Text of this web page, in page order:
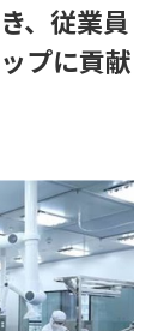
、従業員
プに貢献